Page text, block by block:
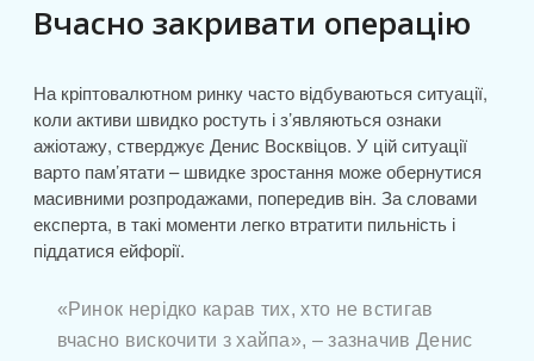
Вчасно закривати операцію
На кріптовалютном ринку часто відбуваються ситуації,
коли активи швидко ростуть і з’являються ознаки
ажіотажу, стверджує Денис Восквіцов. У цій ситуації
варто пам’ятати – швидке зростання може обернутися
масивними розпродажами, попередив він. За словами
експерта, в такі моменти легко втратити пильність і
піддатися ейфорії.
«Ринок нерідко карав тих, хто не встигав
вчасно вискочити з хайпа», – зазначив Денис